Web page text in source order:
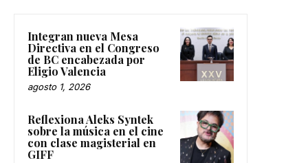
Integran nueva Mesa
Directiva en el Congreso
de BC encabezada por
Eligio Valencia
agosto 1, 2026
Reflexiona Aleks Syntek
sobre la música en el cine
con clase magisterial en
GIFF